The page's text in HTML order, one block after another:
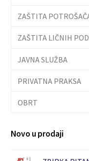
ZAŠTITA
ZAŠTITA LIČNIH
JAVNA SLUŽBA
PRIVATNA PRAKSA
OBRT
Novo u prodaji